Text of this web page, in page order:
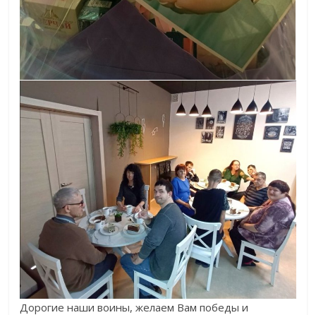
Дорогие наши воины, желаем Вам победы и